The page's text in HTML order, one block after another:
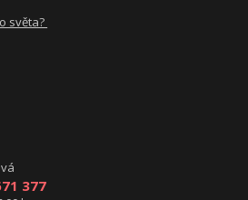
světa?
377